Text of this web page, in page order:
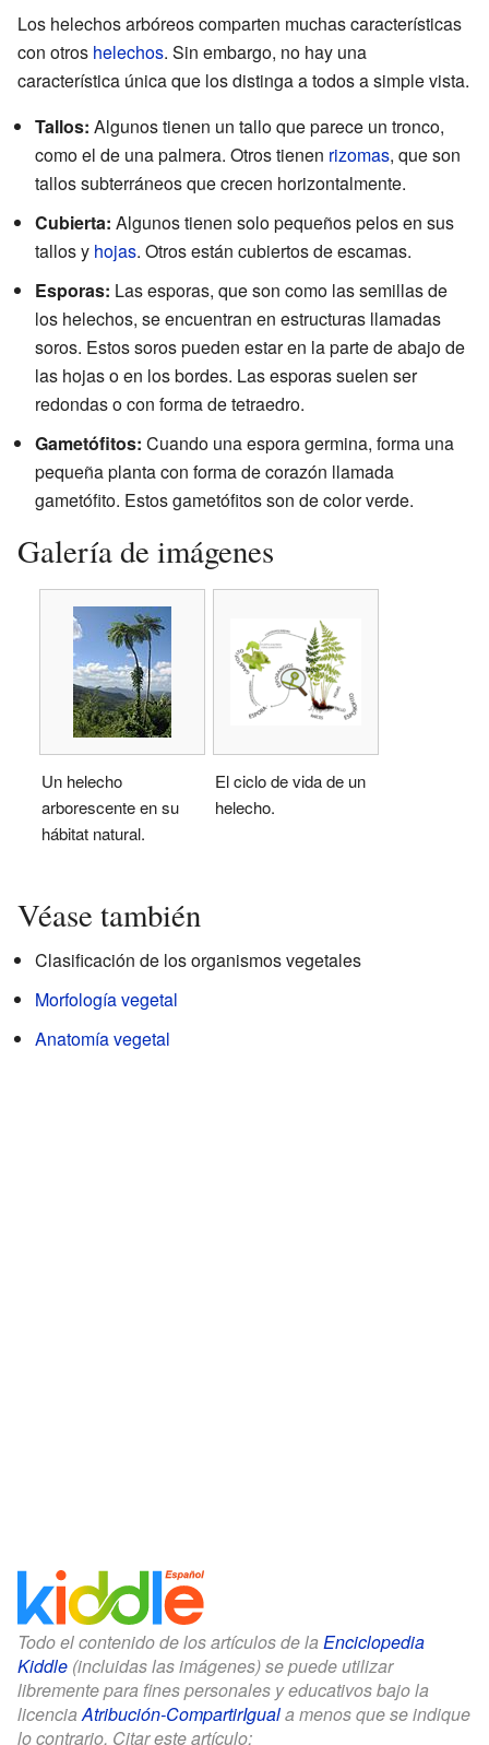
Los helechos arbóreos comparten muchas características
con otros helechos. Sin embargo, no hay una
característica única que los distinga a todos a simple vista.
Tallos: Algunos tienen un tallo que parece un tronco,
como el de una palmera. Otros tienen rizomas, que son
tallos subterráneos que crecen horizontalmente.
Cubierta: Algunos tienen solo pequeños pelos en sus
tallos y hojas. Otros están cubiertos de escamas.
Esporas: Las esporas, que son como las semillas de
los helechos, se encuentran en estructuras llamadas
soros. Estos soros pueden estar en la parte de abajo de
las hojas o en los bordes. Las esporas suelen ser
redondas o con forma de tetraedro.
Gametófitos: Cuando una espora germina, forma una
pequeña planta con forma de corazón llamada
gametófito. Estos gametófitos son de color verde.
Galería de imágenes
Un helecho
arborescente en su
hábitat natural.
El ciclo de vida de un
helecho.
Véase también
Clasificación de los organismos vegetales
Morfología vegetal
Anatomía vegetal
Todo el contenido de los artículos de la Enciclopedia
Kiddle (incluidas las imágenes) se puede utilizar
libremente para fines personales y educativos bajo la
licenciaAtribución-CompartirIguala menos que se indique
lo contrario. Citar este artículo: